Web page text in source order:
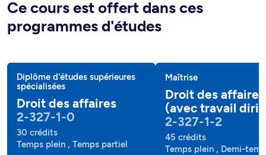
Ce cours est offert dans ces
programmes d'études
Diplôme d'études supérieures
spécialisées
Droit des affaires
2-327-1-0
30 crédits
Temps plein , Temps partiel
Maîtrise
Droit des affaires
(avec travail
2-327-1-2
45 crédits
Temps plein , Demi-